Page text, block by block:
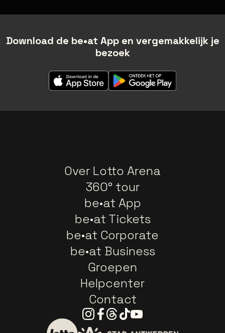
Download de be•at App en vergemakkelijk je
bezoek
Over Lotto Arena
360° tour
be•at App
be•at Tickets
be•at Corporate
be•at Business
Groepen
Helpcenter
Contact
Instagram
Facebook
Threads
TiktokYoutube